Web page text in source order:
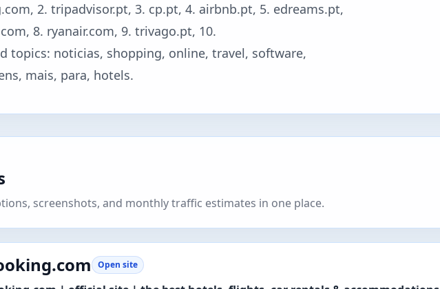
2. tripadvisor.pt, 3. cp.pt, 4. airbnb.pt, 5. edreams.pt,
8. ryanair.com, 9. trivago.pt, 10.
topics: noticias, shopping, online, travel, software,
mais, para, hotels.
screenshots, and monthly traffic estimates in one place.
Open site